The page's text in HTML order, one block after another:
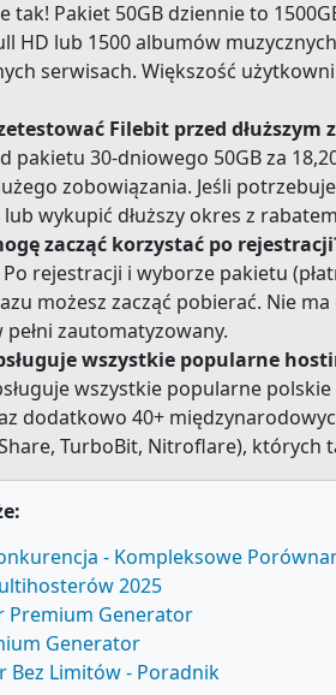
tak! Pakiet 50GB dziennie to
HD lub 1500 albumów
serwisach. Większość
Filebit przed dłuższym
pakietu 30-dniowego 50GB za
zobowiązania. Jeśli
lub wykupić dłuższy okres z
zacząć korzystać po
rejestracji i wyborze pakietu
możesz zacząć pobierać. Nie
pełni zautomatyzowany.
wszystkie popularne
wszystkie popularne
dodatkowo 40+
TurboBit, Nitroflare),
- Kompleksowe
2025
Premium Generator
Generator
Bez Limitów - Poradnik